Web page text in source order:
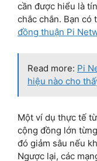
cần được hiểu là
chắc chắn. Bạn có
đồng thuận Pi
Read more: Pi
hiệu nào cho
Một ví dụ thực tế
cộng đồng lớn
đó giảm sâu nếu
Ngược lại, các